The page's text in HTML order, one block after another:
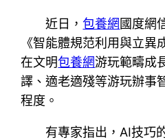
近日，包養網國度網
《智能體規范利用與立異
在文明包養網游玩範疇成
譯、適老適殘等游玩辦事
程度。
有專家指出，AI技巧